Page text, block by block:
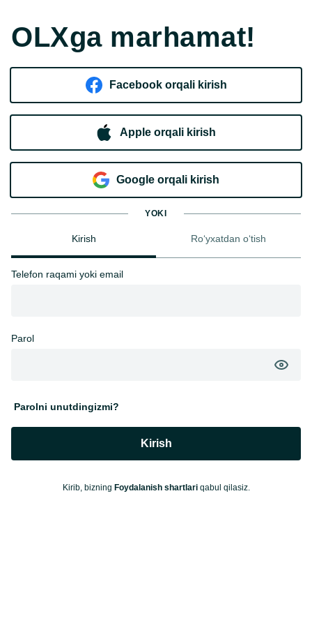
OLXga marhamat!
Facebook orqali kirish​
Apple orqali kirish
Goo​g​le orqali kirish
YOKI
Kirish Ro‘yxatdan o‘tish
Telefon raqami yoki email
Parol
Parolni unutdingizmi?
Kirish
Kirib, bizning Foydalanish shartlariqabul qilasiz.